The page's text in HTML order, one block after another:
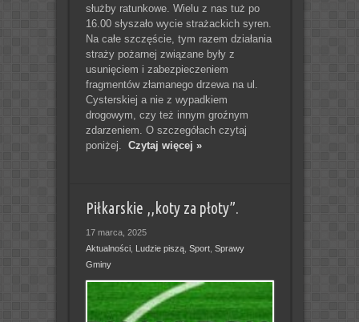
służby ratunkowe. Wielu z nas tuż po
16.00 słyszało wycie strażackich syren.
Na całe szczęście, tym razem działania
straży pożarnej związane były z
usunięciem i zabezpieczeniem
fragmentów złamanego drzewa na ul.
Cysterskiej a nie z wypadkiem
drogowym, czy też innym groźnym
zdarzeniem. O szczegółach czytaj
poniżej. Czytaj więcej »
Piłkarskie ,,koty za płoty”.
17 marca, 2025
Aktualności, Ludzie piszą, Sport, Sprawy
Gminy